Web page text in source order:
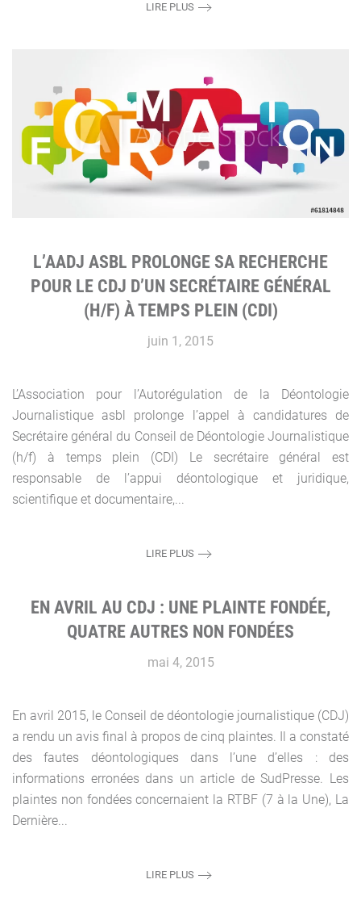
LIRE PLUS
L’AADJ ASBL PROLONGE SA RECHERCHE
POUR LE CDJ D’UN SECRÉTAIRE GÉNÉRAL
(H/F) À TEMPS PLEIN (CDI)
juin 1, 2015
L’Association pour l’Autorégulation de la Déontologie
Journalistique asbl prolonge l’appel à candidatures de
Secrétaire général du Conseil de Déontologie Journalistique
(h/f) à temps plein (CDI) Le secrétaire général est
responsable de l’appui déontologique et juridique,
scientifique et documentaire,...
LIRE PLUS
EN AVRIL AU CDJ : UNE PLAINTE FONDÉE,
QUATRE AUTRES NON FONDÉES
mai 4, 2015
En avril 2015, le Conseil de déontologie journalistique (CDJ)
a rendu un avis final à propos de cinq plaintes. Il a constaté
des fautes déontologiques dans l’une d’elles : des
informations erronées dans un article de SudPresse. Les
plaintes non fondées concernaient la RTBF (7 à la Une), La
Dernière...
LIRE PLUS